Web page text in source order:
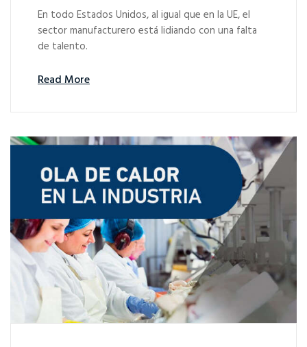
En todo Estados Unidos, al igual que en la UE, el
sector manufacturero está lidiando con una falta
de talento.
Read More